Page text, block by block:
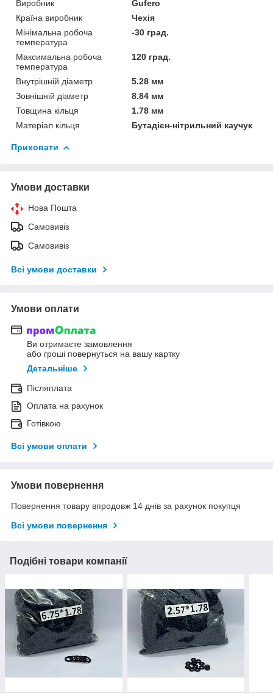
Виробник
Gufero
Країна виробник
Чехія
Мінімальна робоча
температура
-30 град.
Максимальна робоча
температура
120 град.
Внутрішній діаметр
5.28 мм
Зовнішній діаметр
8.84 мм
Товщина кільця
1.78 мм
Матеріал кільця
Бутадієн-нітрильний каучук
Приховати
Умови доставки
Нова Пошта
Самовивіз
Самовивіз
Всі умови доставки
Умови оплати
Ви отримаєте замовлення
або гроші повернуться на вашу картку
Детальніше
Післяплата
Оплата на рахунок
Готівкою
Всі умови оплати
Умови повернення
Повернення товару впродовж 14 днів за рахунок покупця
Всі умови повернення
Подібні товари компанії